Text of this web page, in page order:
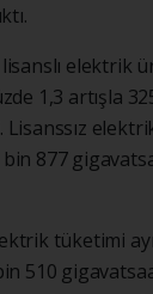
elektrik
1,3 artışla
877
tüketimi
510